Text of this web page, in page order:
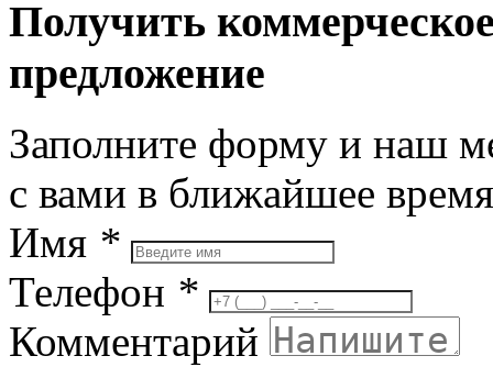
Получить
предложение
Заполните форму и наш
с вами в ближайшее время
Имя *
Телефон *
Комментарий